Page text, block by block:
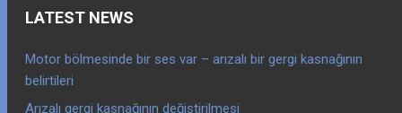
LATEST NEWS
Motor bölmesinde bir ses var – arızalı bir gergi kasnağının
belirtileri
Arızalı gergi kasnağının değiştirilmesi